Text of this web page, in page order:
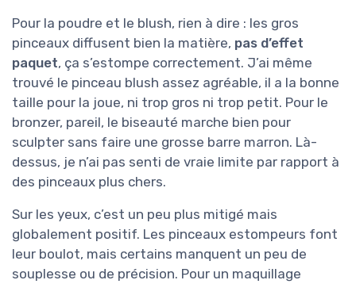
Pour la poudre et le blush, rien à dire : les gros
pinceaux diffusent bien la matière, pas d’effet
paquet, ça s’estompe correctement. J’ai même
trouvé le pinceau blush assez agréable, il a la bonne
taille pour la joue, ni trop gros ni trop petit. Pour le
bronzer, pareil, le biseauté marche bien pour
sculpter sans faire une grosse barre marron. Là-
dessus, je n’ai pas senti de vraie limite par rapport à
des pinceaux plus chers.
Sur les yeux, c’est un peu plus mitigé mais
globalement positif. Les pinceaux estompeurs font
leur boulot, mais certains manquent un peu de
souplesse ou de précision. Pour un maquillage